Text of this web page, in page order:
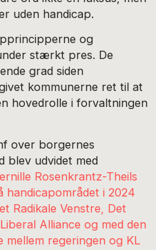
uden handicap.
og
stærkt pres. De
grad siden
kommunerne ret til at
hovedrolle i forvaltningen
over borgernes
blev udvidet med
Rosenkrantz-Theils
handicapområdet i 2024
Radikale Venstre, Det
Alliance og med den
mellem regeringen og KL